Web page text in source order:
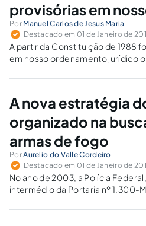
provisórias em
Por Manuel Carlos de Jesus Maria
Destacado em 01 de Janeiro de
A partir da Constituição de 1988
em nosso ordenamento jurídico
Decreto lei. Tal medida, de
como objetivo, dar
de…
A nova estratégia
organizado na
armas de fogo
PorAurelio do Valle Cordeiro
Destacado em 01 de Janeiro de
No ano de 2003, a Polícia
intermédio da Portaria nº 1.300-
prevenir e reprimir o tráfico ilícito